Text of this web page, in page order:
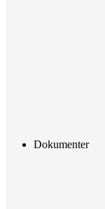
Dokumenter